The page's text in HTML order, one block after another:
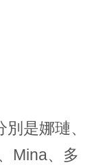
是娜璉、
Mina、多